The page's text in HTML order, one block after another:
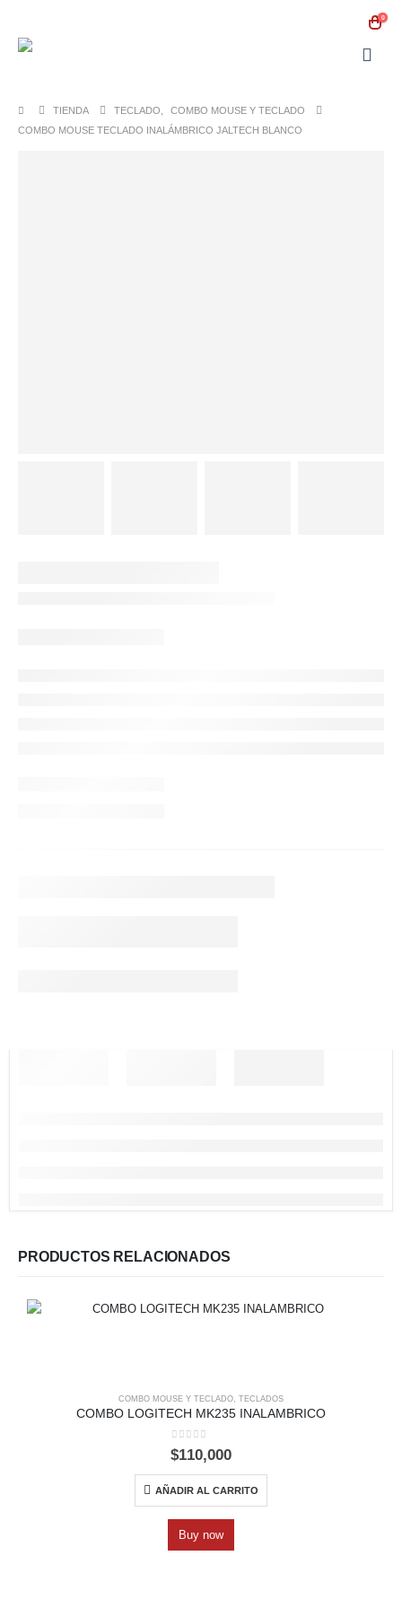
0
TIENDA TECLADO
COMBO MOUSE Y TECLADO
COMBO MOUSE TECLADO INALÁMBRICO JALTECH BLANCO
PRODUCTOS RELACIONADOS
COMBO MOUSE Y TECLADO, TECLADOS
COMBO LOGITECH MK235 INALAMBRICO
0out of 5
$110,000
AÑADIR AL CARRITO
Buy now